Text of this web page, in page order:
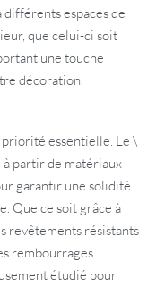
espaces de
que celui-ci soit
une touche
décoration.
essentielle. Le \
partir de matériaux
garantir une solidité
Que ce soit grâce à
revêtements résistants
rembourrages
étudié pour